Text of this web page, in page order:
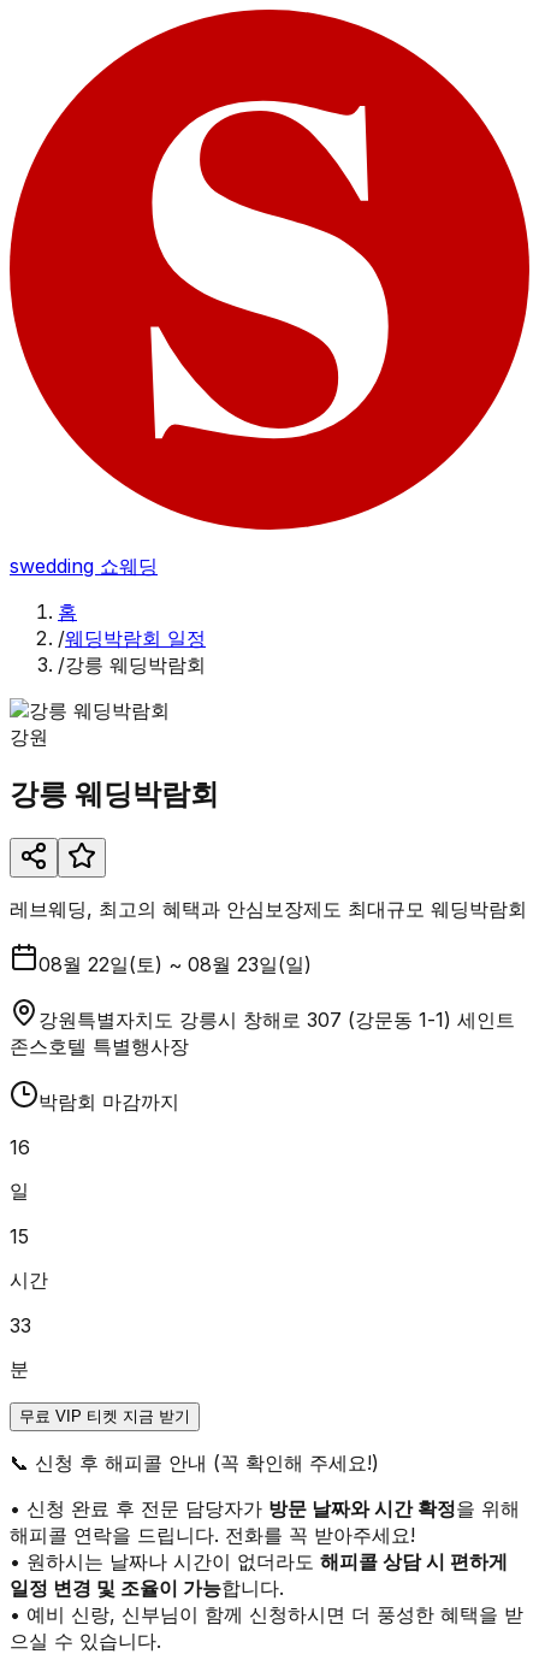
swedding 쇼웨딩
홈
/웨딩박람회 일정
/강릉 웨딩박람회
강원
강릉 웨딩박람회
레브웨딩, 최고의 혜택과 안심보장제도 최대규모 웨딩박람회
08월 22일(토) ~ 08월 23일(일)
강원특별자치도 강릉시 창해로 307 (강문동 1-1) 세인트
존스호텔 특별행사장
박람회 마감까지
16
일
15
시간
33
분
무료 VIP 티켓 지금 받기
📞 신청 후 해피콜 안내 (꼭 확인해 주세요!)
• 신청 완료 후 전문 담당자가 방문 날짜와 시간 확정을 위해
해피콜 연락을 드립니다. 전화를 꼭 받아주세요!
• 원하시는 날짜나 시간이 없더라도 해피콜 상담 시 편하게
일정 변경 및 조율이 가능합니다.
• 예비 신랑, 신부님이 함께 신청하시면 더 풍성한 혜택을 받
으실 수 있습니다.